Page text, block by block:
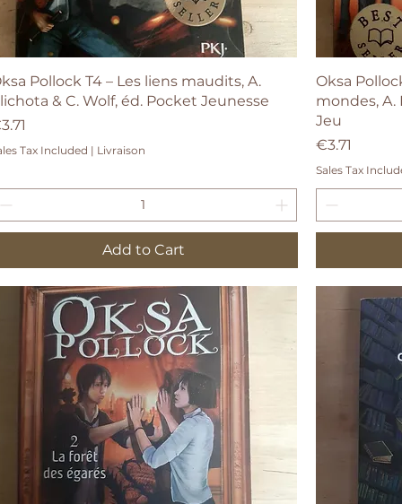
Quick View
Pollock T4 – Les liens maudits, A.
& C. Wolf, éd. Pocket Jeunesse
Tax Included | Livraison
Add to Cart
Oksa
mondes, A.
Jeu
Price
€3.71
Sales Tax